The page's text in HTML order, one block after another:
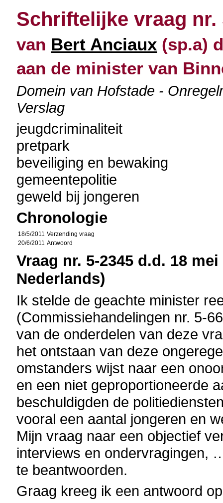
Schriftelijke vraag nr.
van Bert Anciaux (sp.a)
aan de minister van
Domein van Hofstade -
Verslag
jeugdcriminaliteit
pretpark
beveiliging en bewaking
gemeentepolitie
geweld bij jongeren
Chronologie
18/5/2011 Verzending vraag
20/6/2011 Antwoord
Vraag nr. 5-2345 d.d. 18
Nederlands)
Ik stelde de geachte minister
(Commissiehandelingen nr. 5-
van de onderdelen van deze
het ontstaan van deze
omstanders wijst naar een
en een niet geproportioneerde
beschuldigden de
vooral een aantal jongeren en
Mijn vraag naar een objectief
interviews en ondervragingen,
te beantwoorden.
Graag kreeg ik een antwoord